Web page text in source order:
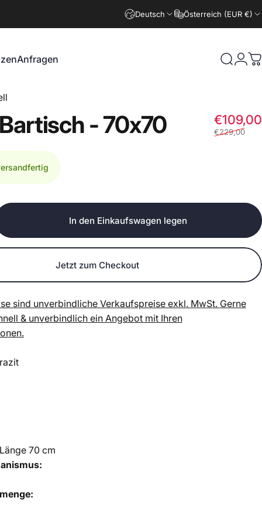
Deutsch Österreich (EUR €)
Anfragen Suche
-70x70 €109,00
€229,00
In den Einkaufswagen legen
Jetzt zum Checkout
sind unverbindliche Verkaufspreise exkl. MwSt. Gerne
& unverbindlich ein Angebot mit Ihren
70 cm